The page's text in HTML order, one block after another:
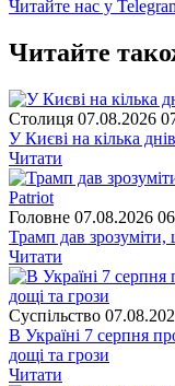
Читайте нас у
Читайте
Столиця 07.08.2026
У Києві на кілька
Читати
Головне 07.08.2026
Трамп дав зрозуміти,
Читати
Суспiльство
В Україні 7 серпня
дощі та грози
Читати